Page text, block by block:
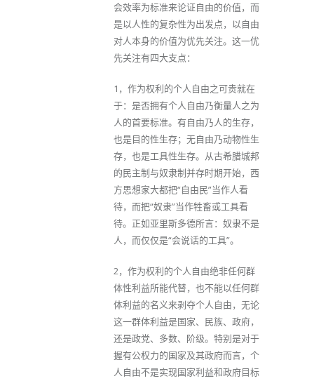
会效率为标准来论证自由的价值，而
是以人性的复杂性为出发点，以自由
对人本身的价值为优先关注。这一优
先关注有四大支点：
1，作为权利的个人自由之可贵就在
于：是否拥有个人自由乃衡量人之为
人的首要标准。有自由乃人的生存，
也是目的性生存；无自由乃动物性生
存，也是工具性生存。从古希腊城邦
的民主制与奴隶制并存时期开始，西
方思想家大都把“自由民”当作人看
待，而把“奴隶”当作牲畜或工具看
待。正如亚里斯多德所言：奴隶不是
人，而仅仅是“会说话的工具”。
2，作为权利的个人自由绝非任何群
体性利益所能代替，也不能以任何群
体利益的名义来剥夺个人自由，无论
这一群体利益是国家、民族、政府，
还是政党、多数、阶级。特别是对于
握有公权力的国家及其政府而言，个
人自由不是实现国家利益和政府目标